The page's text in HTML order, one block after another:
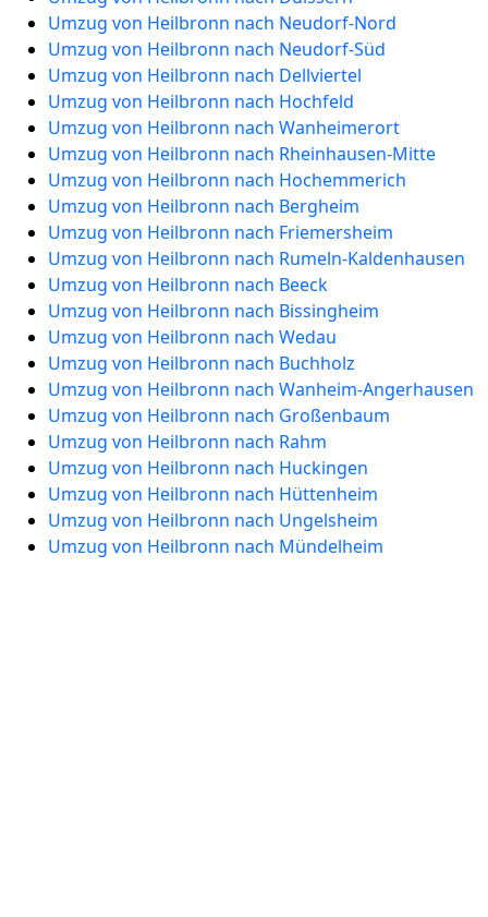
Umzug von Heilbronn nach Neudorf-Nord
Umzug von Heilbronn nach Neudorf-Süd
Umzug von Heilbronn nach Dellviertel
Umzug von Heilbronn nach Hochfeld
Umzug von Heilbronn nach Wanheimerort
Umzug von Heilbronn nach Rheinhausen-Mitte
Umzug von Heilbronn nach Hochemmerich
Umzug von Heilbronn nach Bergheim
Umzug von Heilbronn nach Friemersheim
Umzug von Heilbronn nach Rumeln-Kaldenhausen
Umzug von Heilbronn nach Beeck
Umzug von Heilbronn nach Bissingheim
Umzug von Heilbronn nach Wedau
Umzug von Heilbronn nach Buchholz
Umzug von Heilbronn nach Wanheim-Angerhausen
Umzug von Heilbronn nach Großenbaum
Umzug von Heilbronn nach Rahm
Umzug von Heilbronn nach Huckingen
Umzug von Heilbronn nach Hüttenheim
Umzug von Heilbronn nach Ungelsheim
Umzug von Heilbronn nach Mündelheim